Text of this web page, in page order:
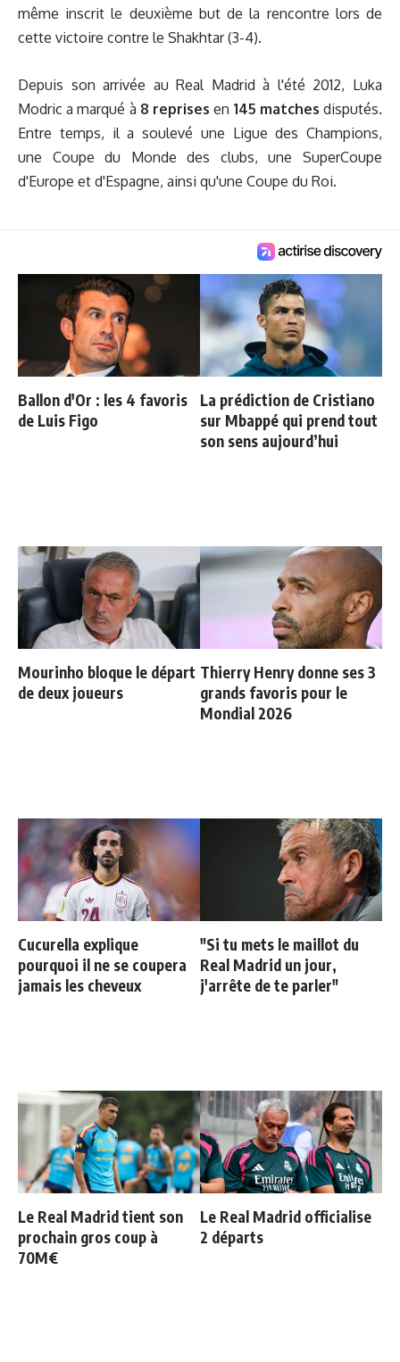
même inscrit le deuxième but de la rencontre lors de
cette victoire contre le Shakhtar (3-4).
Depuis son arrivée au Real Madrid à l'été 2012, Luka
Modric a marqué à 8 reprises en 145 matches disputés.
Entre temps, il a soulevé une Ligue des Champions,
une Coupe du Monde des clubs, une SuperCoupe
d'Europe et d'Espagne, ainsi qu'une Coupe du Roi.
Ballon d'Or : les 4 favoris
de Luis Figo
La prédiction de Cristiano
sur Mbappé qui prend tout
son sens aujourd’hui
Mourinho bloque le départ
de deux joueurs
Thierry Henry donne ses 3
grands favoris pour le
Mondial 2026
Cucurella explique
pourquoi il ne se coupera
jamais les cheveux
"Si tu mets le maillot du
Real Madrid un jour,
j'arrête de te parler"
Le Real Madrid tient son
prochain gros coup à
70M€
Le Real Madrid officialise
2 départs